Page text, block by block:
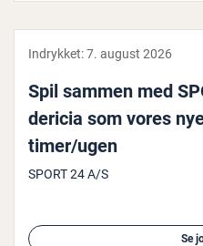
Indrykket:7. august 2026
Spil sammen med
de­ri­cia som vores
timer/ugen
SPORT 24 A/S
Se